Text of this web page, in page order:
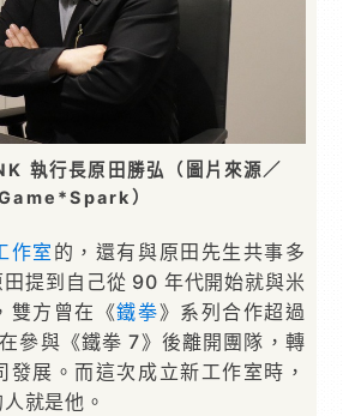
執行長原田勝弘（圖片來源／
）
作室 的，還有與原田先生共事多
提到自己從 90 年代開始就與米
雙方曾在《鐵拳》系列合作超過
參與《鐵拳 7》後離開團隊，轉
發展。而這次成立新工作室時，
就是他。